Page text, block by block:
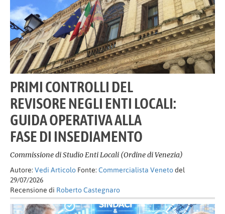
PRIMI CONTROLLI DEL
REVISORE NEGLI ENTI LOCALI:
GUIDA OPERATIVA ALLA
FASE DI INSEDIAMENTO
Commissione di Studio Enti Locali (Ordine di Venezia)
Autore: Vedi Articolo Fonte: Commercialista Venetodel
29/07/2026
Recensione di Roberto Castegnaro